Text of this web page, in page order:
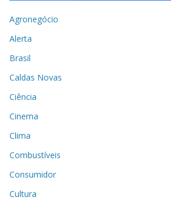
Agronegócio
Alerta
Brasil
Caldas Novas
Ciência
Cinema
Clima
Combustíveis
Consumidor
Cultura